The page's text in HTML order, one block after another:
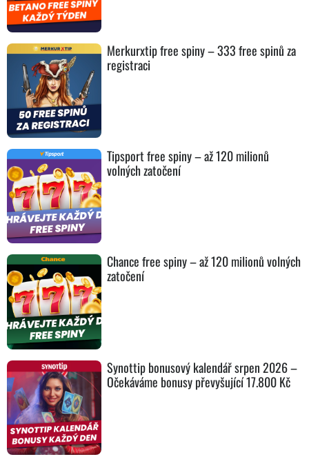
Merkurxtip free spiny – 333 free spinů za
registraci
Tipsport free spiny – až 120 milionů
volných zatočení
Chance free spiny – až 120 milionů volných
zatočení
Synottip bonusový kalendář srpen 2026 –
Očekáváme bonusy převyšující 17.800 Kč